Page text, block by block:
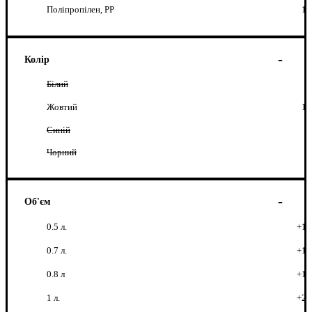
Поліпропілен, РР 1
Колір
Білий
Жовтий 1
Синій
Чорний
Об'єм
0.5 л. +1
0.7 л. +1
0.8 л +1
1 л. +2